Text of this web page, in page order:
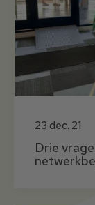
23 dec. 21
Drie